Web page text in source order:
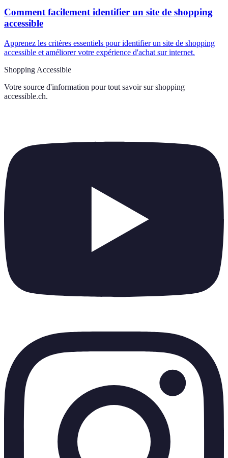
Comment facilement identifier un site de shopping
accessible
Apprenez les critères essentiels pour identifier un site de shopping
accessible et améliorer votre expérience d'achat sur internet.
Shopping Accessible
Votre source d'information pour tout savoir sur shopping
accessible.ch.